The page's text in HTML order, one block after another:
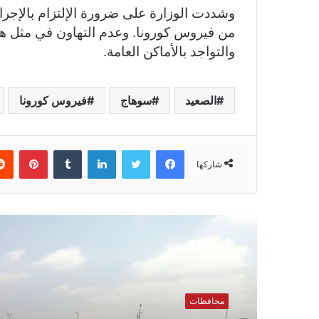
وشددت الوزارة على ضرورة الإلتزام
من فيروس كورونا. وعدم التهاون في مثل
والتواجد بالأماكن العامة.
الصعيد سوهاج فيروس كورونا
شاركها
فيسبوك تويتر لينكدإن
أقرأ التالي
محافظات